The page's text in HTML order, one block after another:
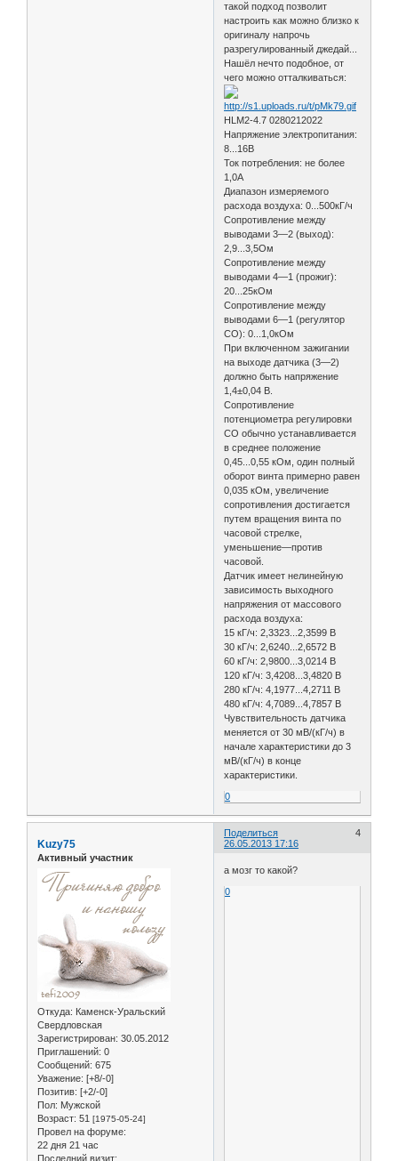
такой подход позволит
настроить как можно близко к
оригиналу напрочь
разрегулированный джедай...
Нашёл нечто подобное, от
чего можно отталкиваться:
HLM2-4.7 0280212022
Напряжение электропитания:
8...16В
Ток потребления: не более
1,0А
Диапазон измеряемого
расхода воздуха: 0...500кГ/ч
Сопротивление между
выводами 3—2 (выход):
2,9...3,5Ом
Сопротивление между
выводами 4—1 (прожиг):
20...25кОм
Сопротивление между
выводами 6—1 (регулятор
CO): 0...1,0кОм
При включенном зажигании
на выходе датчика (3—2)
должно быть напряжение
1,4±0,04 В.
Сопротивление
потенциометра регулировки
CO обычно устанавливается
в среднее положение
0,45...0,55 кОм, один полный
обоpот винта примерно pавен
0,035 кОм, увеличение
сопpотивления достигается
путем вpащения винта по
часовой стpелке,
уменьшение—пpотив
часовой.
Датчик имеет нелинейную
зависимость выходного
напряжения от массового
расхода воздуха:
15 кГ/ч: 2,3323...2,3599 В
30 кГ/ч: 2,6240...2,6572 В
60 кГ/ч: 2,9800...3,0214 В
120 кГ/ч: 3,4208...3,4820 В
280 кГ/ч: 4,1977...4,2711 В
480 кГ/ч: 4,7089...4,7857 В
Чувствительность датчика
меняется от 30 мВ/(кГ/ч) в
начале характеристики до 3
мВ/(кГ/ч) в конце
характеристики.
0
Поделиться
4
26.05.2013 17:16
Kuzy75
Активный участник
Откуда: Каменск-Уральский
Свердловская
Зарегистрирован: 30.05.2012
Приглашений: 0
Сообщений: 675
Уважение: [+8/-0]
Позитив: [+2/-0]
Пол: Мужской
Возраст: 51 [1975-05-24]
Провел на форуме:
22 дня 21 час
Последний визит:
а мозг то какой?
0